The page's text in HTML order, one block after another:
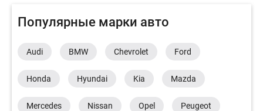
Популярные марки авто
Audi BMW Chevrolet Ford
Honda Hyundai Kia Mazda
Mercedes Nissan Opel Peugeot